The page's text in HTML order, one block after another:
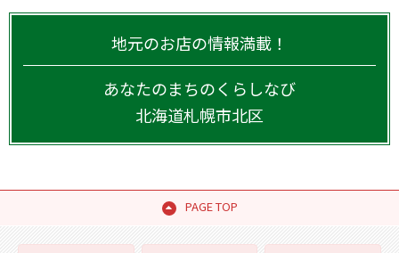
地元のお店の情報満載！
あなたのまちのくらしなび
北海道札幌市北区
PAGE TOP